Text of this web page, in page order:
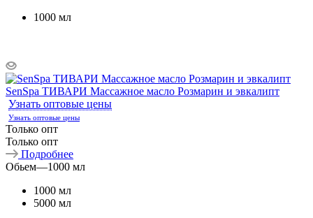
1000 мл
SenSpa ТИВАРИ Массажное масло Розмарин и эвкалипт
Узнать оптовые цены
Узнать оптовые цены
Только опт
Только опт
Подробнее
Обьем—1000 мл
1000 мл
5000 мл